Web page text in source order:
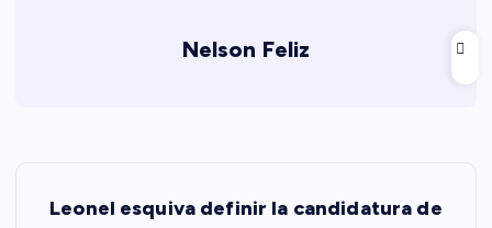
Nelson Feliz
Leonel esquiva definir la candidatura de